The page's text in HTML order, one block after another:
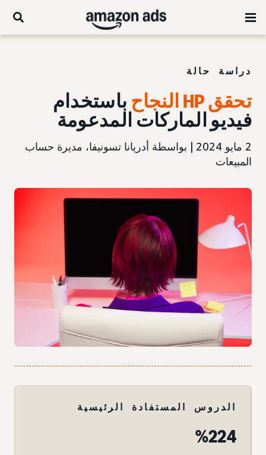
دراسة حالة
تحقق HP النجاح
باستخدام
فيديو الماركات المدعومة
2 مايو 2024 | بواسطة أدريانا تسونيفا، مديرة حساب
المبيعات
الدروس المستفادة الرئيسية
%224